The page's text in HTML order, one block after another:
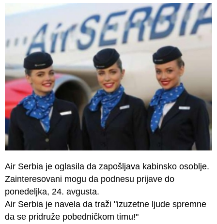
Air Serbia je oglasila da zapošljava kabinsko osoblje.
Zainteresovani mogu da podnesu prijave do
ponedeljka, 24. avgusta.
Air Serbia je navela da traži "izuzetne ljude spremne
da se pridruže pobedničkom timu!"